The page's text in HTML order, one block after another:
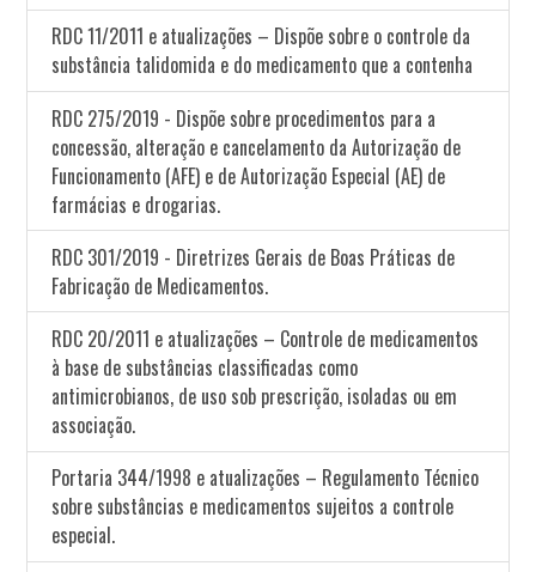
RDC 11/2011 e atualizações – Dispõe sobre o controle da
substância talidomida e do medicamento que a contenha
RDC 275/2019 - Dispõe sobre procedimentos para a
concessão, alteração e cancelamento da Autorização de
Funcionamento (AFE) e de Autorização Especial (AE) de
farmácias e drogarias.
RDC 301/2019 - Diretrizes Gerais de Boas Práticas de
Fabricação de Medicamentos.
RDC 20/2011 e atualizações – Controle de medicamentos
à base de substâncias classificadas como
antimicrobianos, de uso sob prescrição, isoladas ou em
associação.
Portaria 344/1998 e atualizações – Regulamento Técnico
sobre substâncias e medicamentos sujeitos a controle
especial.